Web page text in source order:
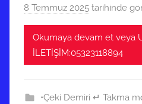
8 Temmuz 2025 tarihinde
Okumaya devam et veya
İLETİŞİM:05323118894
•Çeki Demiri ↵ Takma